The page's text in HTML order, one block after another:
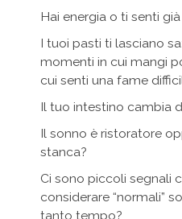
Hai energia o ti senti
I tuoi pasti ti lasciano
momenti in cui mangi
cui senti una fame
Il tuo intestino cambia
Il sonno è ristoratore
stanca?
Ci sono piccoli segnali
considerare “normali”
tanto tempo?